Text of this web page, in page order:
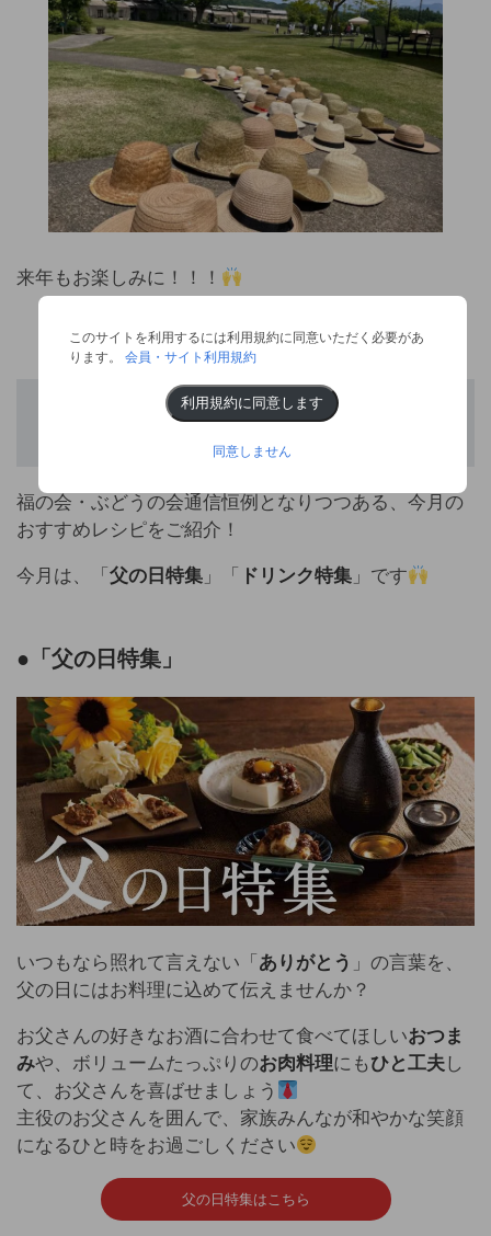
来年もお楽しみに！！！
おすすめレシピをご紹介
福の会・ぶどうの会通信恒例となりつつある、今月の
おすすめレシピをご紹介！
今月は、「 父の日特集 」「 ドリンク特集 」です
●「父の日特集」
いつもなら照れて言えない「 ありがとう 」の言葉を、
父の日にはお料理に込めて伝えませんか？
お父さんの好きなお酒に合わせて食べてほしいおつま
みや、ボリュームたっぷりのお肉料理にもひと工夫 し
て、お父さんを喜ばせましょう
主役のお父さんを囲んで、家族みんなが和やかな笑顔
になるひと時をお過ごしください
父の日特集はこちら
このサイトを利用するには利用規約に同意いただく必要があ
ります。会員・サイト利用規約
利用規約に同意します
同意しません